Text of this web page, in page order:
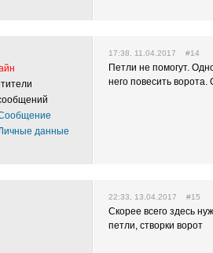
данные
17:38, 11.04.2017 #14
Петли не помогут.
него повесить
22:33, 13.04.2017 #15
Скорее всего здесь
петли, створки ворот